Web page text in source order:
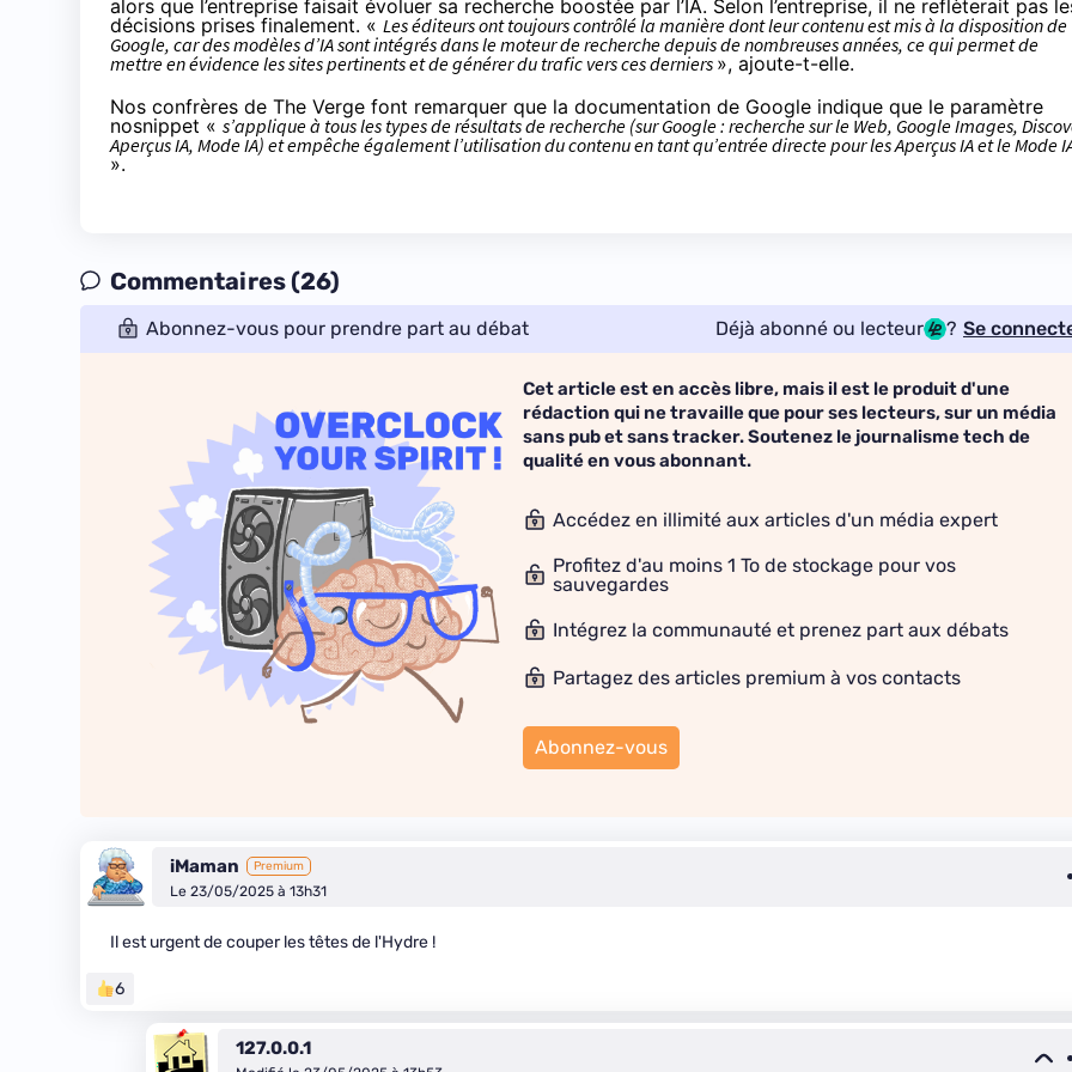
alors que l’entreprise faisait évoluer sa recherche boostée par l’IA. Selon l’entreprise, il ne reflèterait pas
décisions prises finalement. « Les éditeurs ont toujourscontrôléla manière dont leur contenu est mis à la disposition de
Google, car des modèles d’IA sont intégrés dans le moteur de recherche depuis de nombreuses années, ce qui permet de
mettre en évidence les sites pertinents et de générer du trafic vers ces derniers », ajoute-t-elle.
Nos confrères de The Verge font remarquer que la documentation de Google indique que le paramètre
nosnippet « s’applique à tous les types de résultats de recherche (sur Google : recherche sur le Web, Google Images,
Aperçus IA, Mode IA) et empêche également l’utilisation du contenu en tant qu’entrée directe pour les Aperçus IA et le Mode
».
Commentaires (26)
Abonnez-vous pour prendre part au débat Déjà abonné ou lecteur ? Se
Cet article est en accès libre, mais il est le produit d'une
rédaction qui ne travaille que pour ses lecteurs, sur un média
sans pub et sans tracker. Soutenez le journalisme tech de
qualité en vous abonnant.
Accédez en illimité aux articles d'un média expert
Profitez d'au moins 1 To de stockage pour vos
sauvegardes
Intégrez la communauté et prenez part aux débats
Partagez des articles premium à vos contacts
Abonnez-vous
iMaman Premium
Le 23/05/2025 à 13h31
Il est urgent de couper les têtes de l'Hydre !
6
127.0.0.1